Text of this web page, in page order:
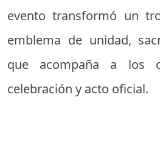
evento transformó un
emblema de unidad,
que acompaña a los
celebración y acto oficial.